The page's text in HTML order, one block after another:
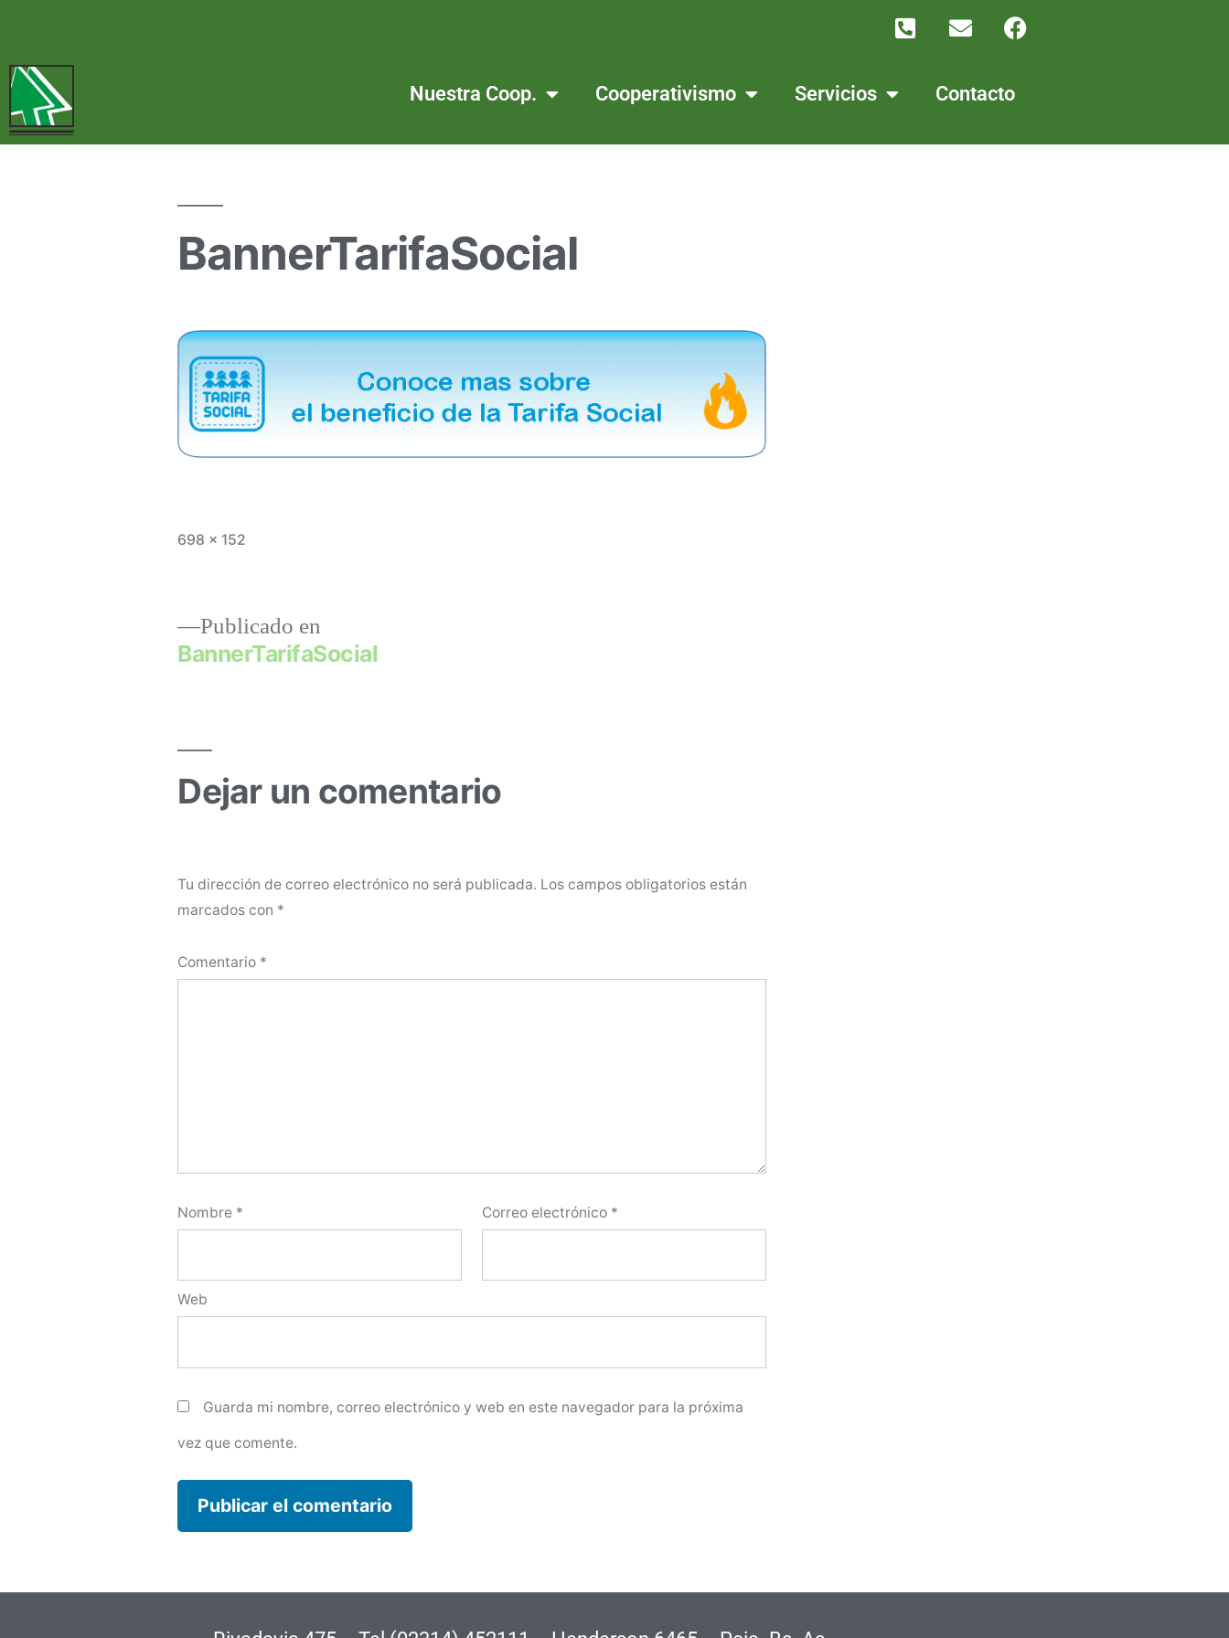
Nuestra Coop. Cooperativismo Servicios Contacto
BannerTarifaSocial
698 × 152
Publicado en
BannerTarifaSocial
Dejar un comentario
Tu dirección de correo electrónico no será publicada. Los campos obligatorios están
marcados con *
Comentario *
Nombre * Correo electrónico *
Web
Guarda mi nombre, correo electrónico y web en este navegador para la próxima
vez que comente.